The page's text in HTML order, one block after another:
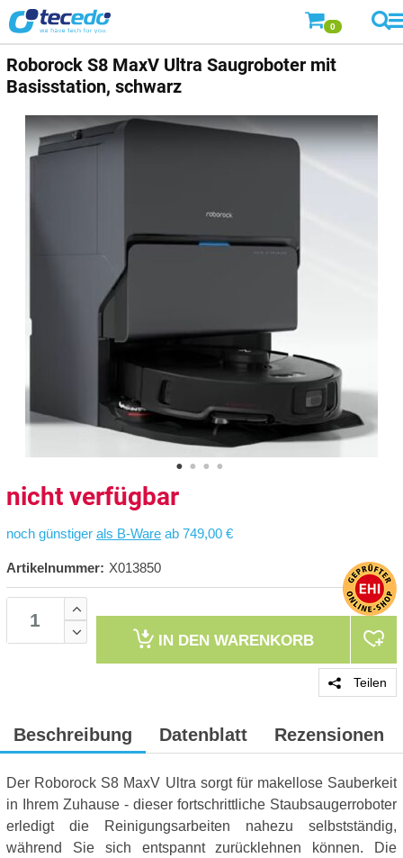
0
Roborock S8 MaxV Ultra Saugroboter mit
Basisstation, schwarz
nicht verfügbar
noch günstiger als B-Ware ab 749,00 €
Artikelnummer: X013850
IN DEN WARENKORB
Teilen
Beschreibung Datenblatt Rezensionen
Der Roborock S8 MaxV Ultra sorgt für makellose Sauberkeit
in Ihrem Zuhause - dieser fortschrittliche Staubsaugerroboter
erledigt die Reinigungsarbeiten nahezu selbstständig,
während Sie sich entspannt zurücklehnen können. Die